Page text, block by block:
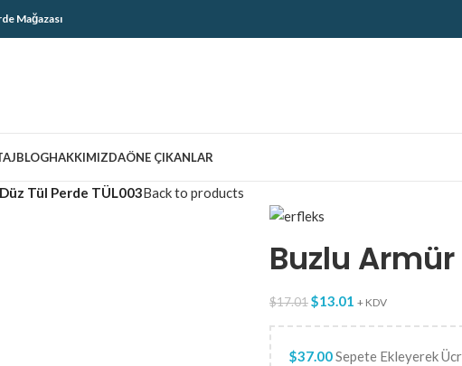
Mağazası
BLOGHAKKIMIZDAÖNE ÇIKANLAR
Tül Perde TÜL003Back to products
Buzlu Armür
$17.01$13.01 + KDV
$37.00Sepete Ekleyerek